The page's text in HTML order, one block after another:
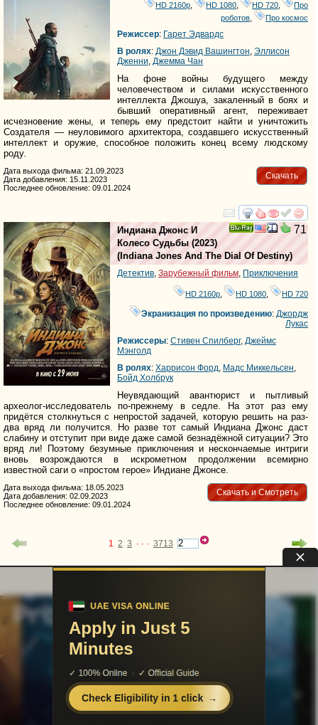
HD 2160р HD 1080 HD 720
Про
роботов
Про космос
Режиссер: Гарет Эдвардс
В ролях: Джон Дэвид Вашингтон, Эллисон
Дженни, Джемма Чан
На фоне войны будущего между
человечеством и силами искусственного
интеллекта Джошуа, закаленный в боях и
бывший оперативный агент, переживает
исчезновение жены, и теперь ему предстоит найти и уничтожить
Создателя — неуловимого архитектора, создавшего искусственный
интеллект и оружие, способное положить конец всему людскому
роду.
Скачать
Дата выхода фильма: 21.09.2023
Дата добавления: 15.11.2023
Последнее обновление: 09.01.2024
смотреть
71
Индиана Джонс И
Колесо Судьбы (2023)
( Indiana Jones And The Dial Of Destiny)
Детектив, Зарубежный фильм, Приключения
HD 2160р HD 1080 HD 720
Экранизация по произведению:Джордж
Лукас
Режиссеры: Стивен Спилберг, Джеймс
Мэнголд
В ролях: Харрисон Форд, Мадс Миккельсен,
Бойд Холбрук
Неувядающий авантюрист и пытливый
археолог-исследователь по-прежнему в седле. На этот раз ему
придётся столкнуться с непростой задачей, которую решить на раз-
два вряд ли получится. Но разве тот самый Индиана Джонс даст
слабину и отступит при виде даже самой безнадёжной ситуации? Это
вряд ли! Поэтому безумные приключения и нескончаемые интриги
вновь возрождаются в искрометном продолжении всемирно
известной саги о «простом герое» Индиане Джонсе.
Скачать и Смотреть
Дата выхода фильма: 18.05.2023
Дата добавления: 02.09.2023
Последнее обновление: 09.01.2024
1 2 3 · · · 3713
uvu@uvuvu.ru
Помощь сайту
Реклама на сайте